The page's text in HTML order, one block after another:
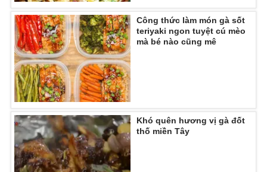
VTV Money VTV Thể thao
VTV Sức khoẻ Bất động sản
Thị trường 24h Tấm lòng Việt
VTV4 Vươn mình bằng AI
VTV9 VTV8
Công thức làm món gà sốt
teriyaki ngon tuyệt cú mèo
mà bé nào cũng mê
Khó quên hương vị gà đốt
thố miền Tây